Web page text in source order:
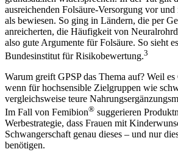
ausreichenden Folsäure-Versorgung vor
als bewiesen. So ging in Ländern, die per
anreicherten, die Häufigkeit von
also gute Argumente für Folsäure. So sieht
Bundesinstitut für Risikobewertung.3
Warum greift GPSPdas Thema auf? Weil es
wenn für hochsensible Zielgruppen wie
vergleichsweise teure
Im Fall von Femibion® suggerieren
Werbestrategie, dass Frauen mit
Schwangerschaft genau dieses – und nur
benötigen.